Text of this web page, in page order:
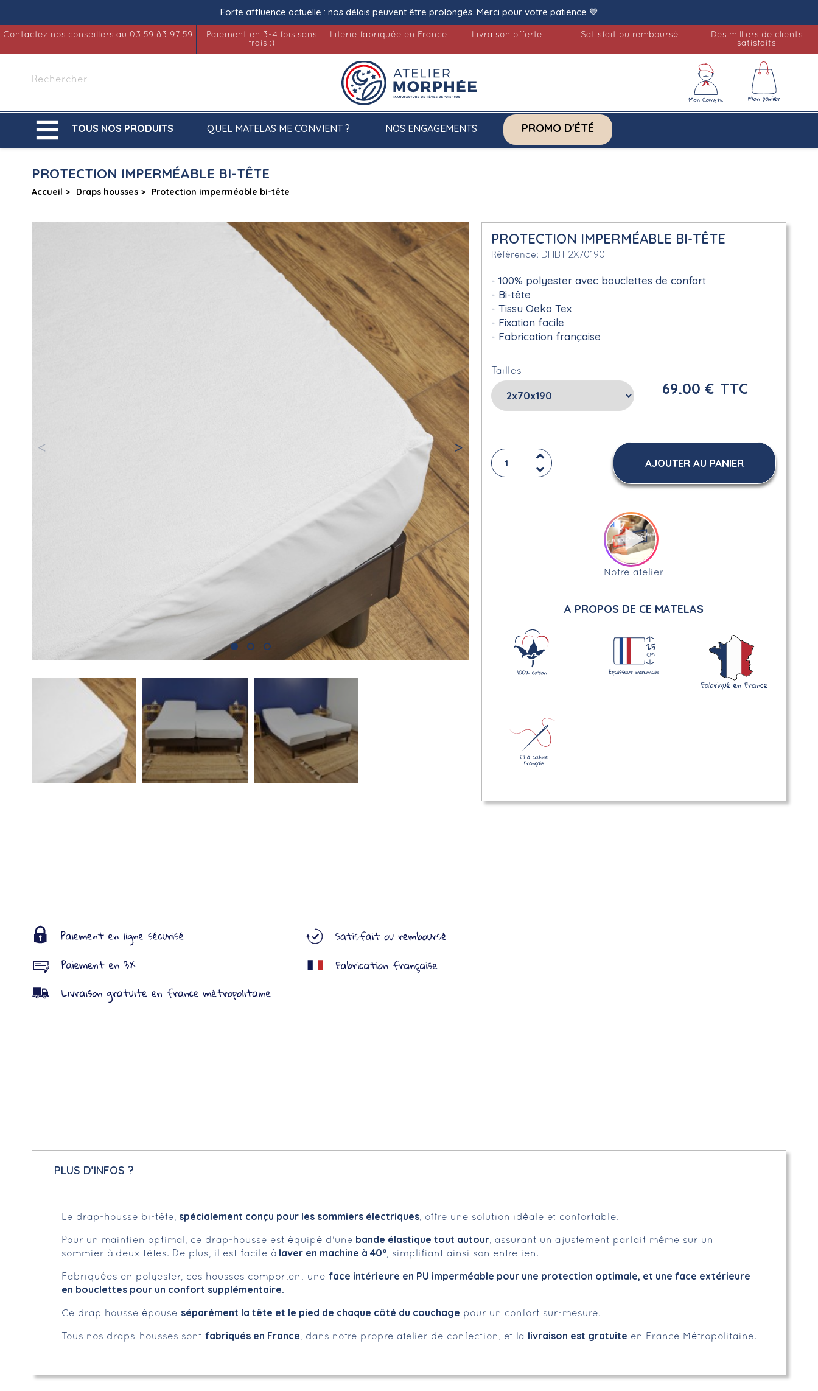
Forte affluence actuelle : nos délais peuvent être prolongés. Merci pour votre patience 💙
Contactez nos conseillers au 03 59 83 97 59
Paiement en 3-4 fois sans
frais :)
Literie fabriquée en France Livraison offerte Satisfait ou remboursé
Des milliers de clients
satisfaits
 TOUS NOS PRODUITS QUEL MATELAS ME CONVIENT ? NOS ENGAGEMENTS PROMO D'ÉTÉ
PROTECTION IMPERMÉABLE BI-TÊTE
Accueil Draps housses Protection imperméable bi-tête
PROTECTION IMPERMÉABLE BI-TÊTE
Référence DHBTI2X70190
100% polyester avec bouclettes de confort
Bi-tête
Tissu Oeko Tex
Fixation facile
Fabrication française
Tailles
69,00 € TTC
AJOUTER AU PANIER
Notre atelier
A PROPOS DE CE MATELAS
PLUS D’INFOS ?
Le drap-housse bi-tête, spécialement conçu pour les sommiers électriques, offre une solution idéale et confortable.
Pour un maintien optimal, ce drap-housse est équipé d'une bande élastique tout autour, assurant un ajustement parfait même sur un
sommier à deux têtes. De plus, il est facile à laver en machine à 40°, simplifiant ainsi son entretien.
Fabriquées en polyester, ces housses comportent une face intérieure en PU imperméable pour une protection optimale, et une face extérieure
en bouclettes pour un confort supplémentaire.
Ce drap housse épouse séparément la tête et le pied de chaque côté du couchage pour un confort sur-mesure.
Tous nos draps-housses sont fabriqués en France, dans notre propre atelier de confection, et la livraison est gratuite en France Métropolitaine.